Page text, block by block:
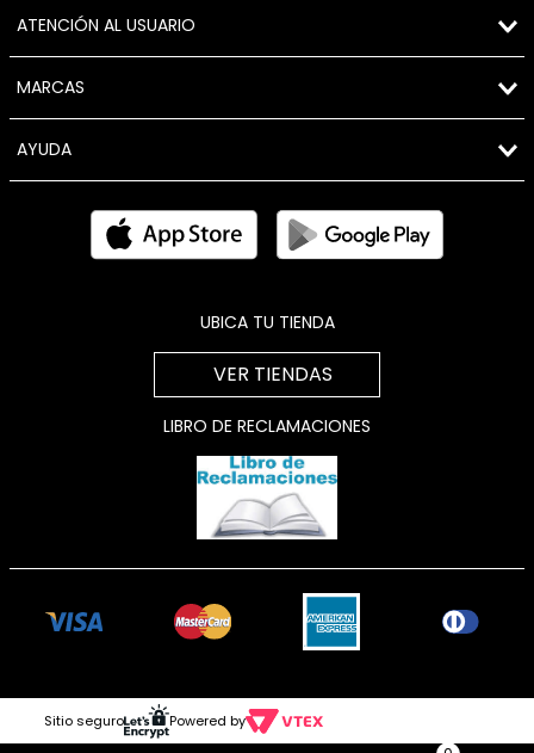
ATENCIÓN AL USUARIO
MARCAS
AYUDA
UBICA TU TIENDA
VER TIENDAS
LIBRO DE RECLAMACIONES
Sitio seguro Powered by